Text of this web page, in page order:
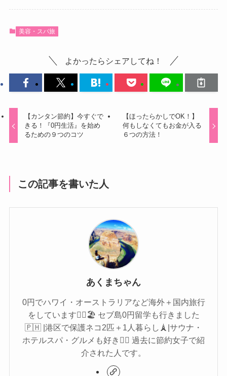
美容・スパ旅
よかったらシェアしてね！
【カンタン節約】今すぐで
きる！『0円生活』を始め
るための９つのコツ
【ほったらかしでOK！】
何もしなくてもお金が入る
６つの方法！
この記事を書いた人
あくまちゃん
0円でハワイ・オーストラリアなど海外＋国内旅行
をしています🏄‍♀️🏖 セブ島0円留学も行きました
🇵🇭 |港区で保護ネコ2匹＋1人暮らし🗼|サウナ・
ホテルスパ・グルメも好き🧖‍♀️ 過去に節約女子で紹
介された人です。